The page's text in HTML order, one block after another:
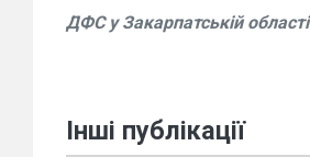
ДФС у Закарпатській області
Інші публікації